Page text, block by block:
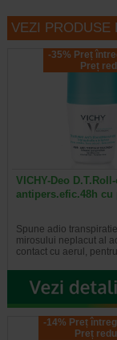
VEZI PRODUSE
-35% Preț
Preț
VICHY-Deo
antipers.efic.48h
Spune adio
mirosului neplacut al
contact cu aerul,
-14% Preț
Preț